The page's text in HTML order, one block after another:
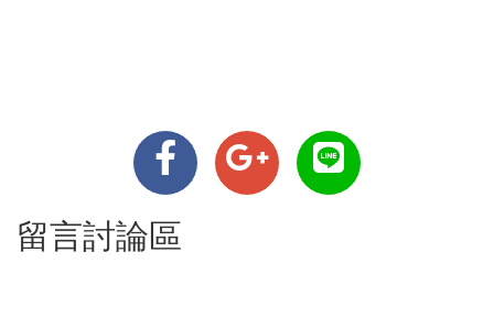
留言討論區